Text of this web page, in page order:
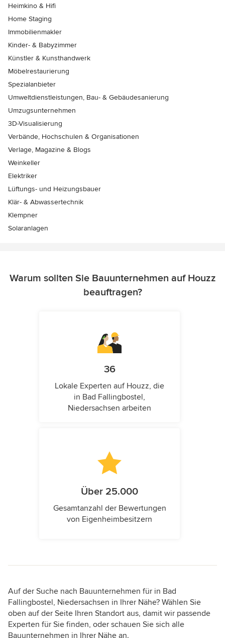
Heimkino & Hifi
Home Staging
Immobilienmakler
Kinder- & Babyzimmer
Künstler & Kunsthandwerk
Möbelrestaurierung
Spezialanbieter
Umweltdienstleistungen, Bau- & Gebäudesanierung
Umzugsunternehmen
3D-Visualisierung
Verbände, Hochschulen & Organisationen
Verlage, Magazine & Blogs
Weinkeller
Elektriker
Lüftungs- und Heizungsbauer
Klär- & Abwassertechnik
Klempner
Solaranlagen
Warum sollten Sie Bauunternehmen auf Houzz
beauftragen?
36
Lokale Experten auf Houzz, die
in Bad Fallingbostel,
Niedersachsen arbeiten
Über 25.000
Gesamtanzahl der Bewertungen
von Eigenheimbesitzern
Auf der Suche nach Bauunternehmen für in Bad
Fallingbostel, Niedersachsen in Ihrer Nähe? Wählen Sie
oben auf der Seite Ihren Standort aus, damit wir passende
Experten für Sie finden, oder schauen Sie sich alle
Bauunternehmen in Ihrer Nähe an.